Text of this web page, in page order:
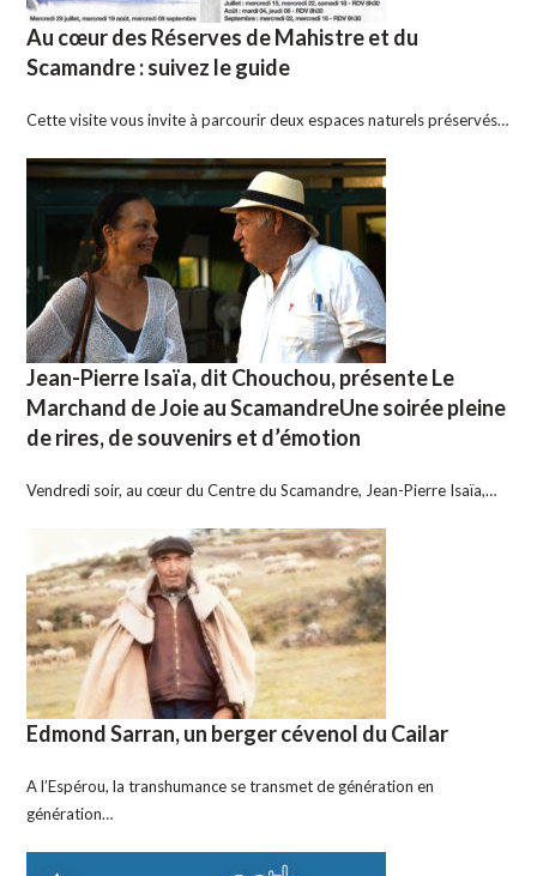
Au cœur des Réserves de Mahistre et du
Scamandre : suivez le guide
Cette visite vous invite à parcourir deux espaces naturels préservés…
Jean-Pierre Isaïa, dit Chouchou, présente Le
Marchand de Joie au ScamandreUne soirée pleine
de rires, de souvenirs et d’émotion
Vendredi soir, au cœur du Centre du Scamandre, Jean-Pierre Isaïa,…
Edmond Sarran, un berger cévenol du Cailar
A l’Espérou, la transhumance se transmet de génération en
génération…